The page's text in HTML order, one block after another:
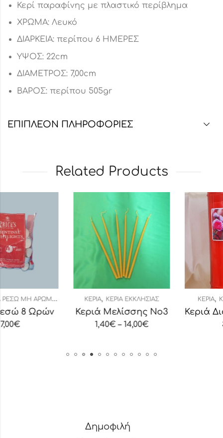
Κερί παραφίνης με πλαστικό περίβλημα
ΧΡΩΜΑ: Λευκό
ΔΙΑΡΚΕΙΑ: περίπου 6 ΗΜΕΡΕΣ
ΥΨΟΣ: 22cm
ΔΙΑΜΕΤΡΟΣ: 7,00cm
ΒΑΡΟΣ: περίπου 505gr
ΕΠΙΠΛΈΟΝ ΠΛΗΡΟΦΟΡΊΕΣ
Related Products
ΚΕΡΙΆ,ΚΕΡΙΆ ΕΚΚΛΗΣΊΑΣ
Κεριά Μελίσσης Νο3
ΚΕΡΙΆ ΚΕΡΙΆ ΔΙΑΡΚΕΊΑΣ
Κεριά Διαρκείας Τ80 Κόκκινο 7 Ημερών
Δημοφιλή